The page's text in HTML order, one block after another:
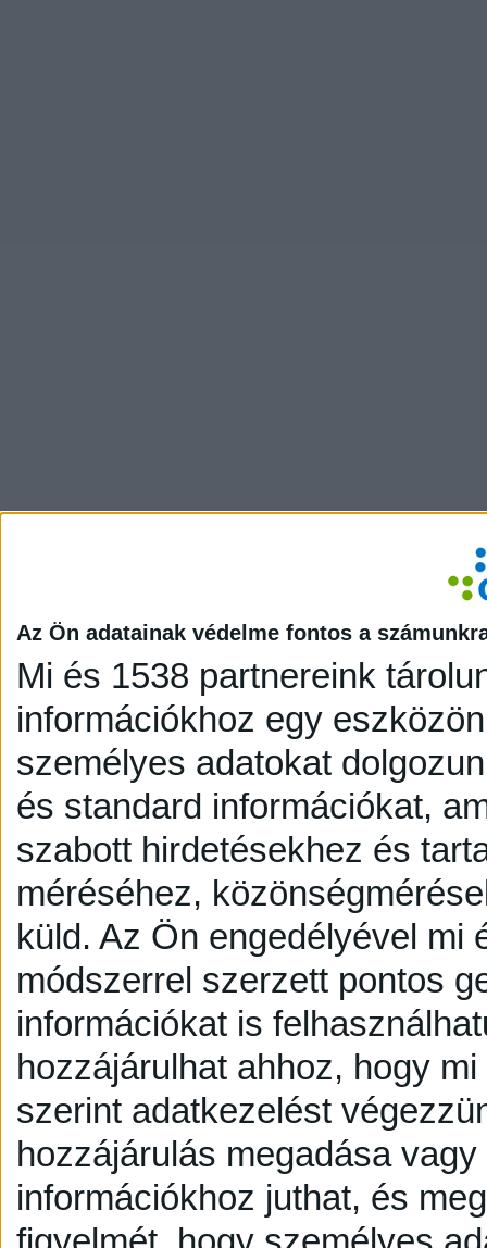
Az Ön adatainak védelme fontos a
Mi és 1538 partnereink
információkhoz egy
személyes adatokat
és standard információkat,
szabott hirdetésekhez és
méréséhez,
küld. Az Ön engedélyével mi
módszerrel szerzett pontos
információkat is
hozzájárulhat ahhoz, hogy
szerint adatkezelést
hozzájárulás megadása
információkhoz juthat, és